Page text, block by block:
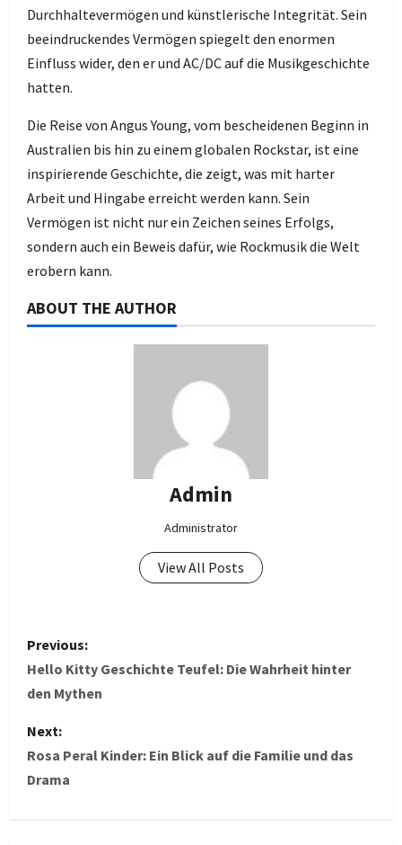
Durchhaltevermögen und künstlerische Integrität. Sein
beeindruckendes Vermögen spiegelt den enormen
Einfluss wider, den er und AC/DC auf die Musikgeschichte
hatten.
Die Reise von Angus Young, vom bescheidenen Beginn in
Australien bis hin zu einem globalen Rockstar, ist eine
inspirierende Geschichte, die zeigt, was mit harter
Arbeit und Hingabe erreicht werden kann. Sein
Vermögen ist nicht nur ein Zeichen seines Erfolgs,
sondern auch ein Beweis dafür, wie Rockmusik die Welt
erobern kann.
ABOUT THE AUTHOR
Admin
Administrator
View All Posts
P
o
t
n
Previous:
Hello Kitty Geschichte Teufel: Die Wahrheit hinter
den Mythen
Next:
Rosa Peral Kinder: Ein Blick auf die Familie und das
Drama